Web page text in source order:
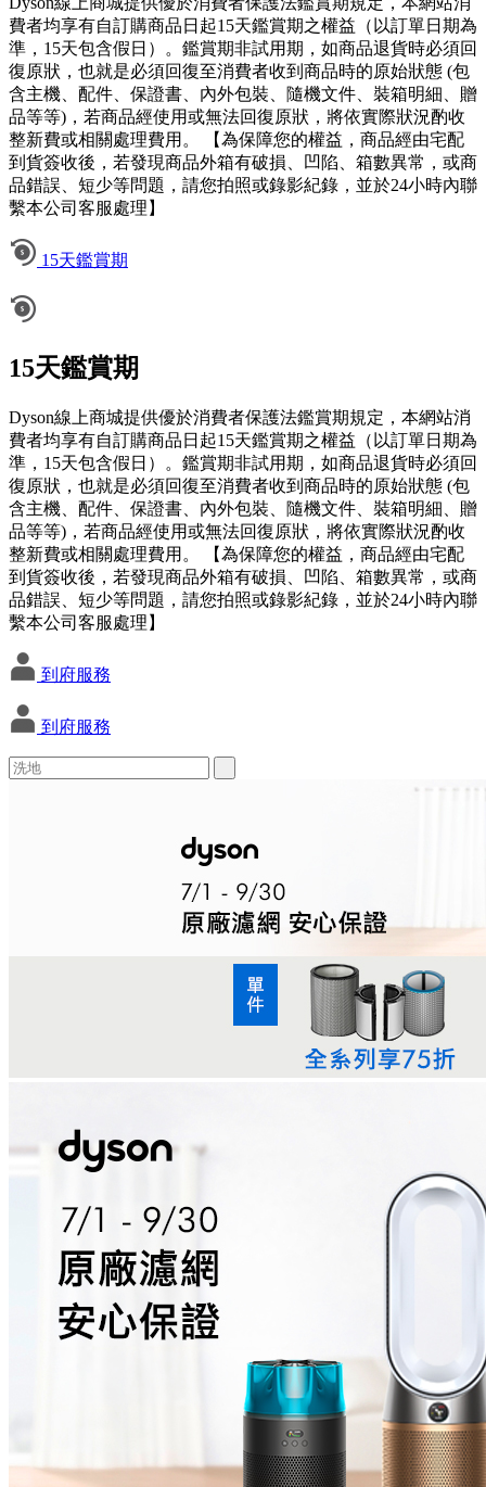
費者均享有自訂購商品日起15天鑑賞期之權益（以訂單日期為
準，15天包含假日）。鑑賞期非試用期，如商品退貨時必須回
復原狀，也就是必須回復至消費者收到商品時的原始狀態 (包
含主機、配件、保證書、內外包裝、隨機文件、裝箱明細、贈
品等等)，若商品經使用或無法回復原狀，將依實際狀況酌收
整新費或相關處理費用。 【為保障您的權益，商品經由宅配
到貨簽收後，若發現商品外箱有破損、凹陷、箱數異常，或商
品錯誤、短少等問題，請您拍照或錄影紀錄，並於24小時內聯
繫本公司客服處理】
15天鑑賞期
15天鑑賞期
Dyson線上商城提供優於消費者保護法鑑賞期規定，本網站消
費者均享有自訂購商品日起15天鑑賞期之權益（以訂單日期為
準，15天包含假日）。鑑賞期非試用期，如商品退貨時必須回
復原狀，也就是必須回復至消費者收到商品時的原始狀態 (包
含主機、配件、保證書、內外包裝、隨機文件、裝箱明細、贈
品等等)，若商品經使用或無法回復原狀，將依實際狀況酌收
整新費或相關處理費用。 【為保障您的權益，商品經由宅配
到貨簽收後，若發現商品外箱有破損、凹陷、箱數異常，或商
品錯誤、短少等問題，請您拍照或錄影紀錄，並於24小時內聯
繫本公司客服處理】
到府服務
到府服務